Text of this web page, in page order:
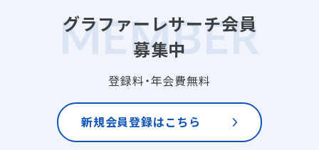
グラファーレサーチ会員
募集中
登録料・年会費無料
新規会員登録はこちら